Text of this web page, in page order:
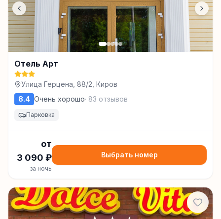
Отель Арт
Улица Герцена, 88/2, Киров
8.4 Очень хорошо· 83 отзывов
Парковка
от
3 090 ₽
за ночь
Выбрать номер